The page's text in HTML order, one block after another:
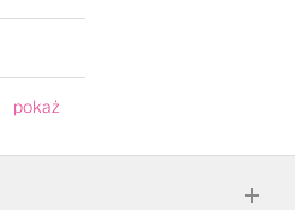
pokaż